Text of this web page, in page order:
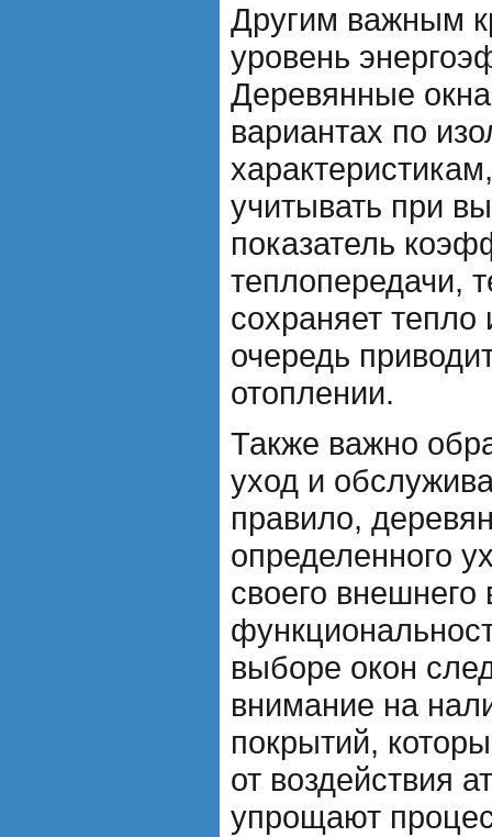
Другим важным
уровень
Деревянные
вариантах по
учитывать при
показатель
теплопередачи,
сохраняет
очередь
отоплении.
Также важно
уход и
правило,
определенного
своего внешнего
выборе окон
внимание на
покрытий,
от воздействия
упрощают